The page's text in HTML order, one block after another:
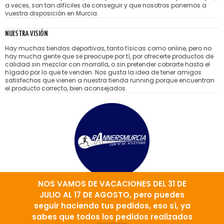
NOS VAMOS DE VACACIONES DEL 31 DE
JULIO AL 17 DE AGOSTO, pero puedes
seguir haciendo tus pedidos, eso sí, ya
sabes que todos los pedidos realizados
a veces, son tan difíciles de conseguir y que nosotros ponemos a
vuestra disposición en Murcia.
NUESTRA VISIÓN
Hay muchas tiendas deportivas, tanto físicas como online, pero no
hay mucha gente que se preocupe por tí, por ofrecerte productos de
calidad sin mezclar con morralla, o sin pretender cobrarte hasta el
hígado por lo que te venden. Nos gusta la idea de tener amigos
satisfechos que vienen a nuestra tienda running porque encuentran
el producto correcto, bien aconsejados.
TIENDANOSOTROSCONTACTOMARCASAVISO LEGAL
PRIVACIDAD Y COOKIESCONDICIONES DE VENTA